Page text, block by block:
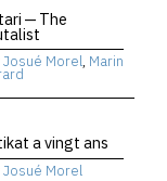
— The
Josué Morel, Marin
a vingt ans
Josué Morel